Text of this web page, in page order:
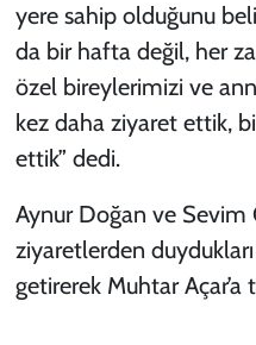
yere sahip olduğunu
da bir hafta değil, her
özel bireylerimizi ve
kez daha ziyaret ettik,
ettik” dedi.
Aynur Doğan ve Sevim
ziyaretlerden
getirerek Muhtar Açar’a